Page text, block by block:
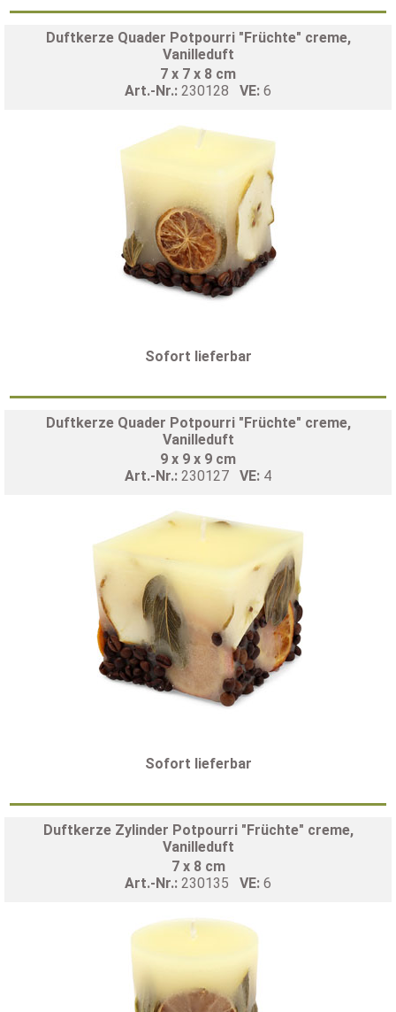
Duftkerze Quader Potpourri "Früchte" creme,
Vanilleduft
7 x 7 x 8 cm
Art.-Nr.: 230128 VE: 6
Sofort lieferbar
Duftkerze Quader Potpourri "Früchte" creme,
Vanilleduft
9 x 9 x 9 cm
Art.-Nr.: 230127 VE: 4
Sofort lieferbar
Duftkerze Zylinder Potpourri "Früchte" creme,
Vanilleduft
7 x 8 cm
Art.-Nr.: 230135 VE: 6